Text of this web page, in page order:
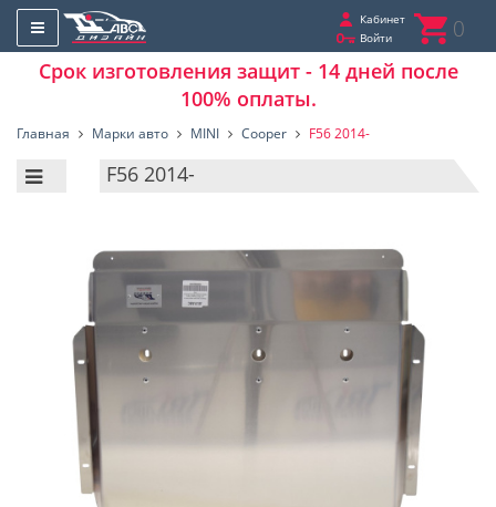
Кабинет
Войти
0
Срок изготовления защит - 14 дней после
100% оплаты.
Главная Марки авто MINI Cooper F56 2014-
F56 2014-